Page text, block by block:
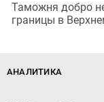
Таможня добро
границы в
АНАЛИТИКА